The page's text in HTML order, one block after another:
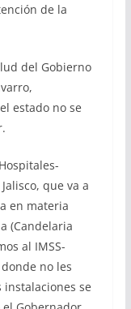
de la
del Gobierno
estado no se
que va a
en materia
(Candelaria
al IMSS-
no les
se